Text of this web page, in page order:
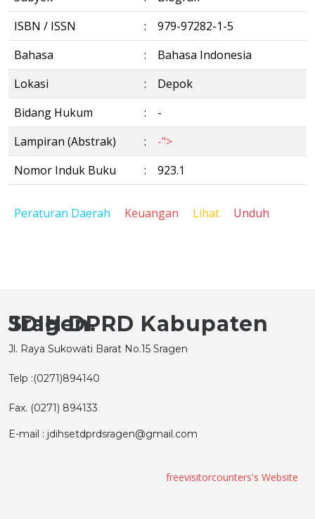
ISBN / ISSN
:
979-97282-1-5
Bahasa
:
Bahasa Indonesia
Lokasi
:
Depok
Bidang Hukum
:
-
Lampiran (Abstrak)
:
-">
Nomor Induk Buku
: 923.1
Peraturan Daerah Keuangan Lihat Unduh
JDIH DPRD Kabupaten Sragen.
Jl. Raya Sukowati Barat No.15 Sragen
Telp :(0271)894140
Fax. (0271) 894133
E-mail : jdihsetdprdsragen@gmail.com
freevisitorcounters's Website